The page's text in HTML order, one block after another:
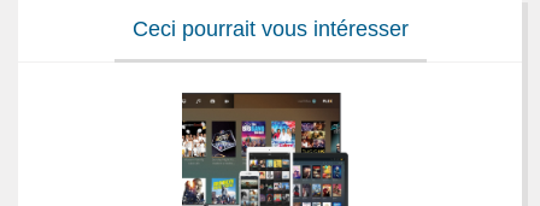
Ceci pourrait vous intéresser